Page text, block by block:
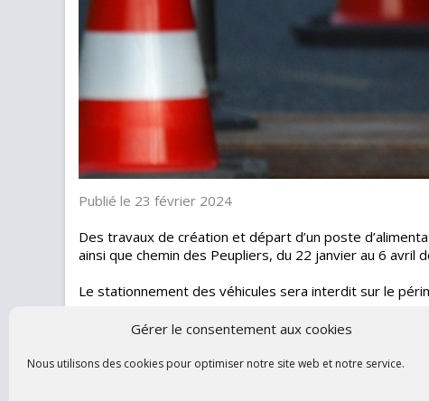
Gérer le consentement aux cookies
Nous utilisons des cookies pour optimiser notre site web et notre service.
Publié le 23 février 2024
Des travaux de création et départ d’un poste
ainsi que chemin des Peupliers, du 22 janvier au 6 avril
Le stationnement des véhicules sera interdit sur le
Merci de votre compréhension.